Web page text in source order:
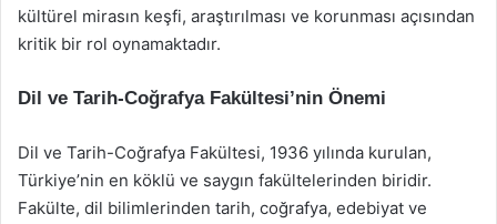
kültürel mirasın keşfi, araştırılması ve korunması açısından
kritik bir rol oynamaktadır.
Dil ve Tarih-Coğrafya Fakültesi’nin Önemi
Dil ve Tarih-Coğrafya Fakültesi, 1936 yılında kurulan,
Türkiye’nin en köklü ve saygın fakültelerinden biridir.
Fakülte, dil bilimlerinden tarih, coğrafya, edebiyat ve